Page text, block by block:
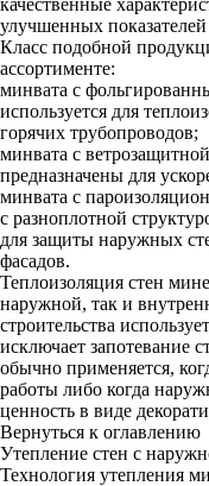
качественные
улучшенных
Класс подобной
ассортименте:
минвата с
используется для
горячих трубопроводов;
минвата с
предназначены для
минвата с
с разноплотной
для защиты наружных
фасадов.
Теплоизоляция стен
наружной, так и
строительства
исключает запотевание
обычно применяется,
работы либо когда
ценность в виде
Вернуться к оглавлению
Утепление стен с
Технология утепления